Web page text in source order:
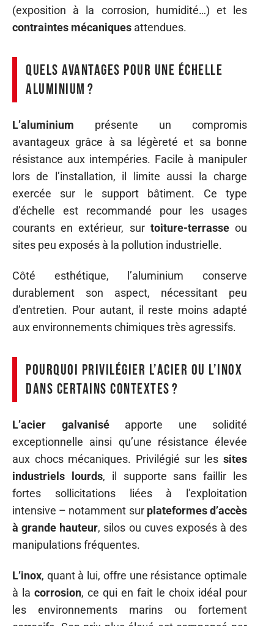
(exposition à la corrosion, humidité…) et les
contraintes mécaniques attendues.
Quels avantages pour une échelle
aluminium ?
L’aluminium présente un compromis
avantageux grâce à sa légèreté et sa bonne
résistance aux intempéries. Facile à manipuler
lors de l’installation, il limite aussi la charge
exercée sur le support bâtiment. Ce type
d’échelle est recommandé pour les usages
courants en extérieur, sur toiture-terrasseou
sites peu exposés à la pollution industrielle.
Côté esthétique, l’aluminium conserve
durablement son aspect, nécessitant peu
d’entretien. Pour autant, il reste moins adapté
aux environnements chimiques très agressifs.
Pourquoi privilégier l’acier ou l’inox
dans certains contextes ?
L’acier galvaniséapporte une solidité
exceptionnelle ainsi qu’une résistance élevée
aux chocs mécaniques. Privilégié sur les sites
industriels lourds, il supporte sans faillir les
fortes sollicitations liées à l’exploitation
intensive – notamment sur plateformes d’accès
à grande hauteur, silos ou cuves exposés à des
manipulations fréquentes.
L’inox, quant à lui, offre une résistance optimale
à la corrosion, ce qui en fait le choix idéal pour
les environnements marins ou fortement